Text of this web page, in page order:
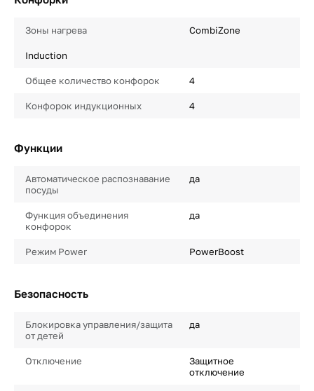
Зоны нагрева CombiZone
Induction
Общее количество конфорок 4
Конфорок индукционных 4
Функции
Автоматическое распознавание
посуды
да
Функция объединения
конфорок
да
Режим Power PowerBoost
Безопасность
Блокировка управления/защита
от детей
да
Отключение
Защитное
отключение